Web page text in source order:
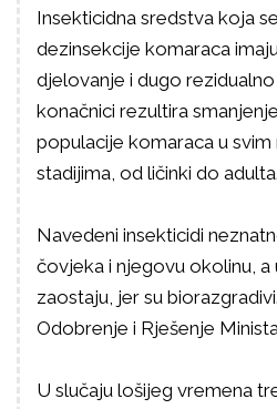
Insekticidna sredstva koja
dezinsekcije komaraca
djelovanje i dugo
konačnici rezultira
populacije komaraca u
stadijima, od ličinki do adulta.
Navedeni insekticidi
čovjeka i njegovu okolinu, a
zaostaju, jer su biorazgradivi.
Odobrenje i Rješenje
U slučaju lošijeg vremena